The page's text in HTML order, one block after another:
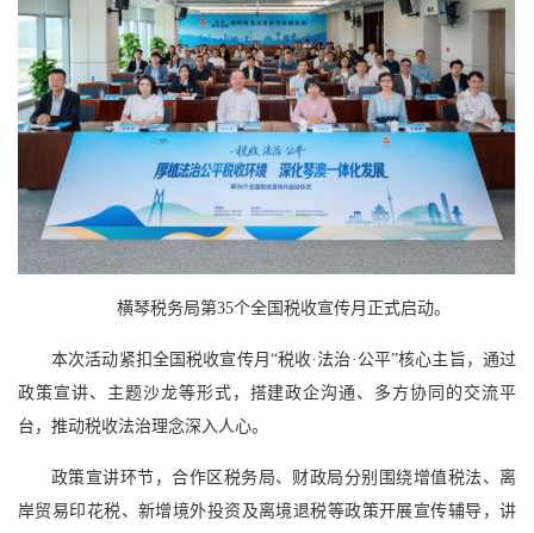
横琴税务局第35个全国税收宣传月正式启动。
本次活动紧扣全国税收宣传月“税收·法治·公平”核心主旨，通过
政策宣讲、主题沙龙等形式，搭建政企沟通、多方协同的交流平
台，推动税收法治理念深入人心。
政策宣讲环节，合作区税务局、财政局分别围绕增值税法、离
岸贸易印花税、新增境外投资及离境退税等政策开展宣传辅导，讲